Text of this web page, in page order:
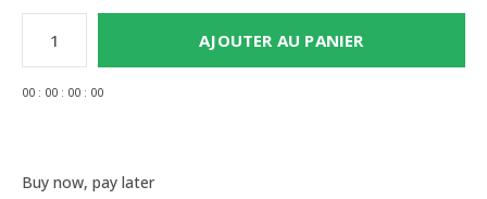
AJOUTER AU PANIER
00 : 00 : 00 : 00
Buy now, pay later